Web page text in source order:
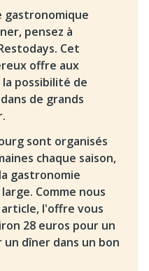
gastronomique
pensez à
Cet
offre aux
possibilité de
de grands
sont organisés
chaque saison,
gastronomie
Comme nous
l'offre vous
28 euros pour un
dîner dans un bon